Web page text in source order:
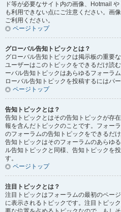
ド等が必要なサイト内の画像、Hotmail
も利用できない点にご注意ください。画
ご利用ください。
ページトップ
グローバル告知トピックとは？
グローバル告知トピックは掲示板の重要
ユーザーはこのトピックをできるだけ読
ーバル告知トピックはあらゆるフォーラ
ローバル告知トピックを投稿するにはパ
ページトップ
告知トピックとは？
告知トピックとはその告知トピックが存
報を含んだトピックのことです。フォー
のフォーラムの告知トピックをできるだ
告知トピックはそのフォーラムのあらゆ
ル告知トピックと同様、告知トピックを
す。
ページトップ
注目トピックとは？
注目トピックはフォーラムの最初のペー
に表示されるトピックです。注目トピッ